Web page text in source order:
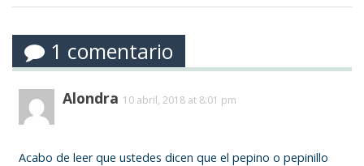
1 comentario
Alondra 10 abril, 2018 at 8:01 pm
Acabo de leer que ustedes dicen que el pepino o pepinillo